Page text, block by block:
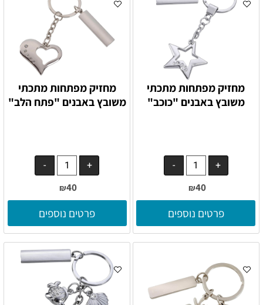
מחזיק מפתחות מתכתי
משובץ באבנים "כוכב"
₪40
פרטים נוספים
מחזיק מפתחות מתכתי
משובץ באבנים "פתח הלב"
₪40
פרטים נוספים